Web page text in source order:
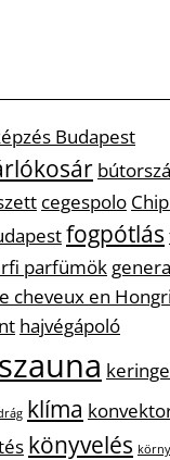
Budapest
cegespolo
fogpótlás
parfümök
cheveux en
hajvégápoló
klíma
könyvelés